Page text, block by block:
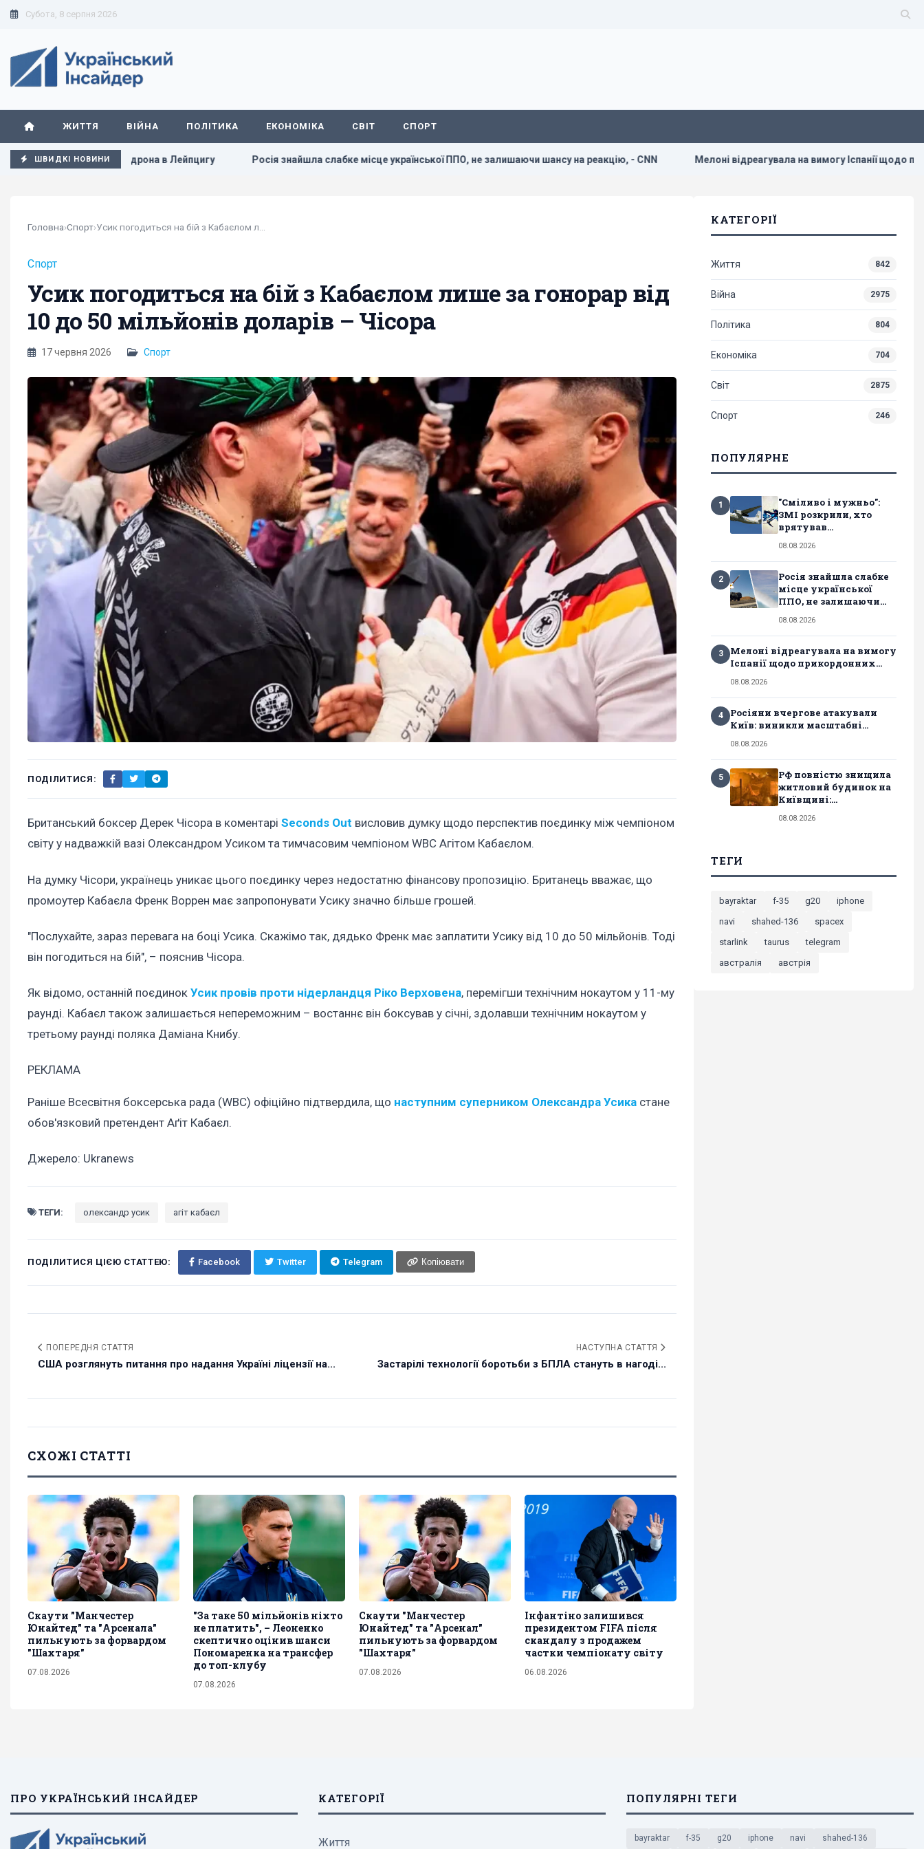
Субота, 8 серпня 2026
ЖИТТЯ ВІЙНА ПОЛІТИКА ЕКОНОМІКА СВІТ СПОРТ
ШВИДКІ НОВИНИ
літак від дрона в Лейпцигу Росія знайшла слабке місце української ППО, не залишаючи шансу на реакцію, - CNN Мелоні відреагувала на вимогу Іспанії щодо прикордонних
Головна›Спорт›
Спорт
Усик погодиться на бій з Кабаєлом лише за гонорар від
10 до 50 мільйонів доларів – Чісора
17 червня 2026 Спорт
ПОДІЛИТИСЯ:
Британський боксер Дерек Чісора в коментарі Seconds Out висловив думку щодо перспектив поєдинку між чемпіоном
світу у надважкій вазі Олександром Усиком та тимчасовим чемпіоном WBC Агітом Кабаєлом.
На думку Чісори, українець уникає цього поєдинку через недостатню фінансову пропозицію. Британець вважає, що
промоутер Кабаєла Френк Воррен має запропонувати Усику значно більше грошей.
"Послухайте, зараз перевага на боці Усика. Скажімо так, дядько Френк має заплатити Усику від 10 до 50 мільйонів. Тоді
він погодиться на бій", – пояснив Чісора.
Як відомо, останній поєдинок Усик провів проти нідерландця Ріко Верховена, перемігши технічним нокаутом у 11-му
раунді. Кабаєл також залишається непереможним – востаннє він боксував у січні, здолавши технічним нокаутом у
третьому раунді поляка Даміана Книбу.
РЕКЛАМА
Раніше Всесвітня боксерська рада (WBC) офіційно підтвердила, що наступним суперником Олександра Усика стане
обов'язковий претендент Аґіт Кабаєл.
Джерело: Ukranews
ТЕГИ: олександр усик агіт кабаєл
ПОДІЛИТИСЯ ЦІЄЮ СТАТТЕЮ: Facebook Twitter Telegram Копіювати
ПОПЕРЕДНЯ СТАТТЯ
США розглянуть питання про надання Україні ліцензії на...
НАСТУПНА СТАТТЯ
Застарілі технології боротьби з БПЛА стануть в нагоді...
СХОЖІ СТАТТІ
Скаути "Манчестер
Юнайтед" та "Арсенала"
пильнують за форвардом
"Шахтаря"
07.08.2026
"За таке 50 мільйонів ніхто
не платить", – Леоненко
скептично оцінив шанси
Пономаренка на трансфер
до топ-клубу
07.08.2026
Скаути "Манчестер
Юнайтед" та "Арсенал"
пильнують за форвардом
"Шахтаря"
07.08.2026
Інфантіно залишився
президентом FIFA після
скандалу з продажем
частки чемпіонату світу
06.08.2026
КАТЕГОРІЇ
Життя 842
Війна 2975
Політика 804
Економіка 704
Світ 2875
Спорт 246
ПОПУЛЯРНЕ
1
"Сміливо і мужньо":
ЗМІ розкрили, хто
врятував...
08.08.2026
2
Росія знайшла слабке
місце української
ППО, не залишаючи...
08.08.2026
3
Мелоні відреагувала на вимогу
Іспанії щодо прикордонних...
08.08.2026
4
Росіяни вчергове атакували
Київ: виникли масштабні...
08.08.2026
5
РФ повністю знищила
житловий будинок на
Київщині:...
08.08.2026
ТЕГИ
bayraktar f-35 g20
iphone
navi
shahed-136
spacex
starlink
taurus
telegram
австралія
австрія
ПРО УКРАЇНСЬКИЙ ІНСАЙДЕР КАТЕГОРІЇ
Життя
ПОПУЛЯРНІ ТЕГИ
bayraktar f-35 g20 iphone navi shahed-136